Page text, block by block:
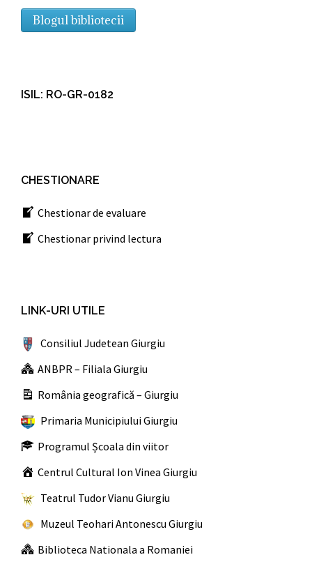
Blogul bibliotecii
ISIL: RO-GR-0182
CHESTIONARE
Chestionar de evaluare
Chestionar privind lectura
LINK-URI UTILE
Consiliul Judetean Giurgiu
ANBPR – Filiala Giurgiu
România geografică – Giurgiu
Primaria Municipiului Giurgiu
Programul Școala din viitor
Centrul Cultural Ion Vinea Giurgiu
Teatrul Tudor Vianu Giurgiu
Muzeul Teohari Antonescu Giurgiu
Biblioteca Nationala a Romaniei